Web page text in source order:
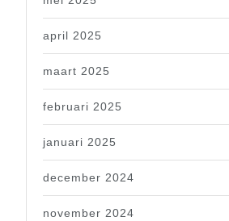
april 2025
maart 2025
februari 2025
januari 2025
december 2024
november 2024